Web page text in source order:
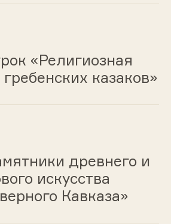
«Религиозная
казаков»
древнего и
искусства
Кавказа»